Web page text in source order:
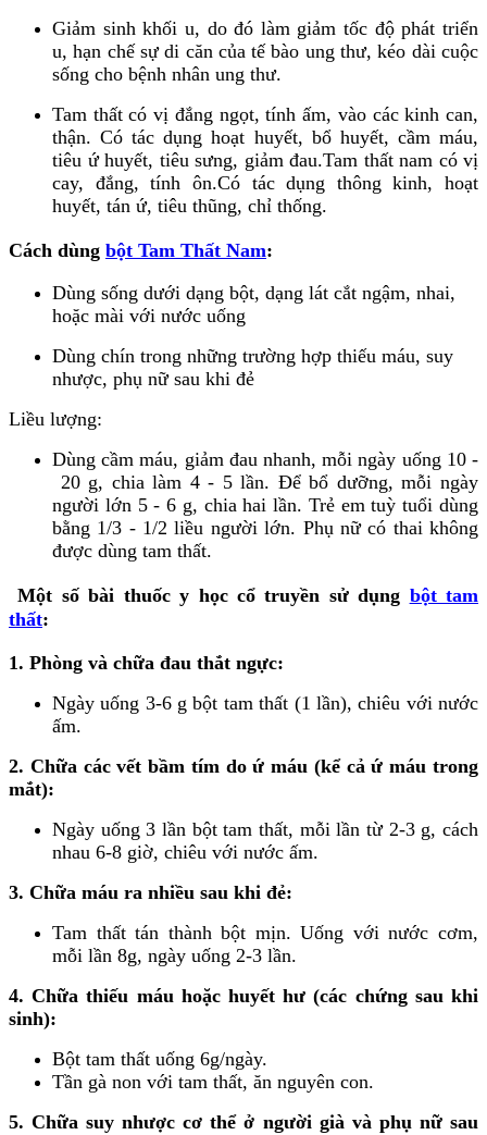
Giảm sinh khối u, do đó làm giảm tốc độ phát triển
u, hạn chế sự di căn của tế bào ung thư, kéo dài cuộc
sống cho bệnh nhân ung thư.
Tam thất có vị đắng ngọt, tính ấm, vào các kinh can,
thận. Có tác dụng hoạt huyết, bổ huyết, cầm máu,
tiêu ứ huyết, tiêu sưng, giảm đau.Tam thất nam có vị
cay, đắng, tính ôn.Có tác dụng thông kinh, hoạt
huyết, tán ứ, tiêu thũng, chỉ thống.
Cách dùng bột Tam Thất Nam:
Dùng sống dưới dạng bột, dạng lát cắt ngậm, nhai,
hoặc mài với nước uống
Dùng chín trong những trường hợp thiếu máu, suy
nhược, phụ nữ sau khi đẻ
Liều lượng:
Dùng cầm máu, giảm đau nhanh, mỗi ngày uống 10 -
20 g, chia làm 4 - 5 lần. Để bổ dưỡng, mỗi ngày
người lớn 5 - 6 g, chia hai lần. Trẻ em tuỳ tuổi dùng
bằng 1/3 - 1/2 liều người lớn. Phụ nữ có thai không
được dùng tam thất.
Một số bài thuốc y học cổ truyền sử dụng bột tam
thất:
1. Phòng và chữa đau thắt ngực:
Ngày uống 3-6 g bột tam thất (1 lần), chiêu với nước
ấm.
2. Chữa các vết bầm tím do ứ máu (kể cả ứ máu trong
mắt):
Ngày uống 3 lần bột tam thất, mỗi lần từ 2-3 g, cách
nhau 6-8 giờ, chiêu với nước ấm.
3. Chữa máu ra nhiều sau khi đẻ:
Tam thất tán thành bột mịn. Uống với nước cơm,
mỗi lần 8g, ngày uống 2-3 lần.
4. Chữa thiếu máu hoặc huyết hư (các chứng sau khi
sinh):
Bột tam thất uống 6g/ngày.
Tần gà non với tam thất, ăn nguyên con.
5. Chữa suy nhược cơ thể ở người già và phụ nữ sau